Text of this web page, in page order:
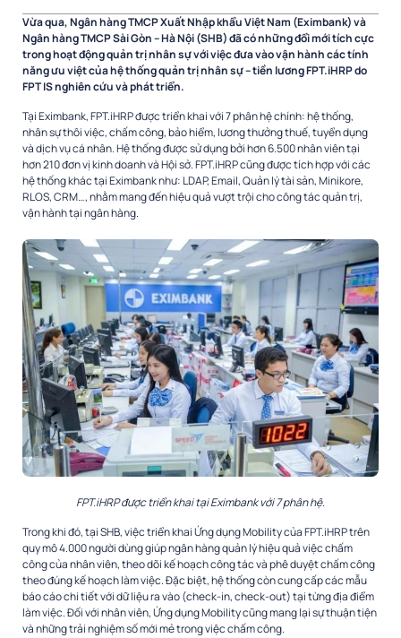
Vừa qua, Ngân hàng TMCP Xuất Nhập khẩu Việt Nam (Eximbank) và
Ngân hàng TMCP Sài Gòn – Hà Nội (SHB) đãcó những đổi mới tích cực
trong hoạt động quản trị nhân sự với việc đưa vào vận hànhcáctính
năng ưu việt của hệ thống quản trị nhân sự – tiền lương FPT.iHRP do
FPT IS nghiên cứu và phát triển.
Tại Eximbank, FPT.iHRP được triển khai với 7 phân hệ chính: hệ thống,
nhân sự thôi việc, chấm công, bảo hiểm, lương thưởng thuế, tuyển dụng
và dịch vụ cá nhân. Hệ thống được sử dụng bởi hơn 6.500 nhân viên tại
hơn 210 đơn vị kinh doanh và Hội sở. FPT.iHRP cũng được tích hợp với các
hệ thống khác tại Eximbank như: LDAP, Email, Quản lý tài sản, Minikore,
RLOS, CRM…, nhằm mang đến hiệu quả vượt trội cho công tác quản trị,
vận hành tại ngân hàng.
FPT.iHRP được triển khai tại Eximbank với 7 phân hệ.
Trong khi đó, tại SHB, việc triển khai Ứng dụng Mobility của FPT.iHRP trên
quy mô 4.000 người dùng giúp ngân hàng quản lý hiệu quả việc chấm
công của nhân viên, theo dõi kế hoạch công tác và phê duyệt chấm công
theo đúng kế hoạch làm việc. Đặc biệt, hệ thống còn cung cấp các mẫu
báo cáo chi tiết với dữ liệu ra vào (check-in, check-out) tại từng địa điểm
làm việc. Đối với nhân viên, Ứng dụng Mobility cũng mang lại sự thuận tiện
và những trải nghiệm số mới mẻ trong việc chấm công.